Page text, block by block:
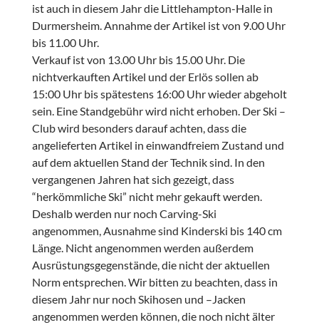
ist auch in diesem Jahr die Littlehampton-Halle in
Durmersheim. Annahme der Artikel ist von 9.00 Uhr
bis 11.00 Uhr.
Verkauf ist von 13.00 Uhr bis 15.00 Uhr. Die
nichtverkauften Artikel und der Erlös sollen ab
15:00 Uhr bis spätestens 16:00 Uhr wieder abgeholt
sein. Eine Standgebühr wird nicht erhoben. Der Ski –
Club wird besonders darauf achten, dass die
angelieferten Artikel in einwandfreiem Zustand und
auf dem aktuellen Stand der Technik sind. In den
vergangenen Jahren hat sich gezeigt, dass
“herkömmliche Ski” nicht mehr gekauft werden.
Deshalb werden nur noch Carving-Ski
angenommen, Ausnahme sind Kinderski bis 140 cm
Länge. Nicht angenommen werden außerdem
Ausrüstungsgegenstände, die nicht der aktuellen
Norm entsprechen. Wir bitten zu beachten, dass in
diesem Jahr nur noch Skihosen und –Jacken
angenommen werden können, die noch nicht älter